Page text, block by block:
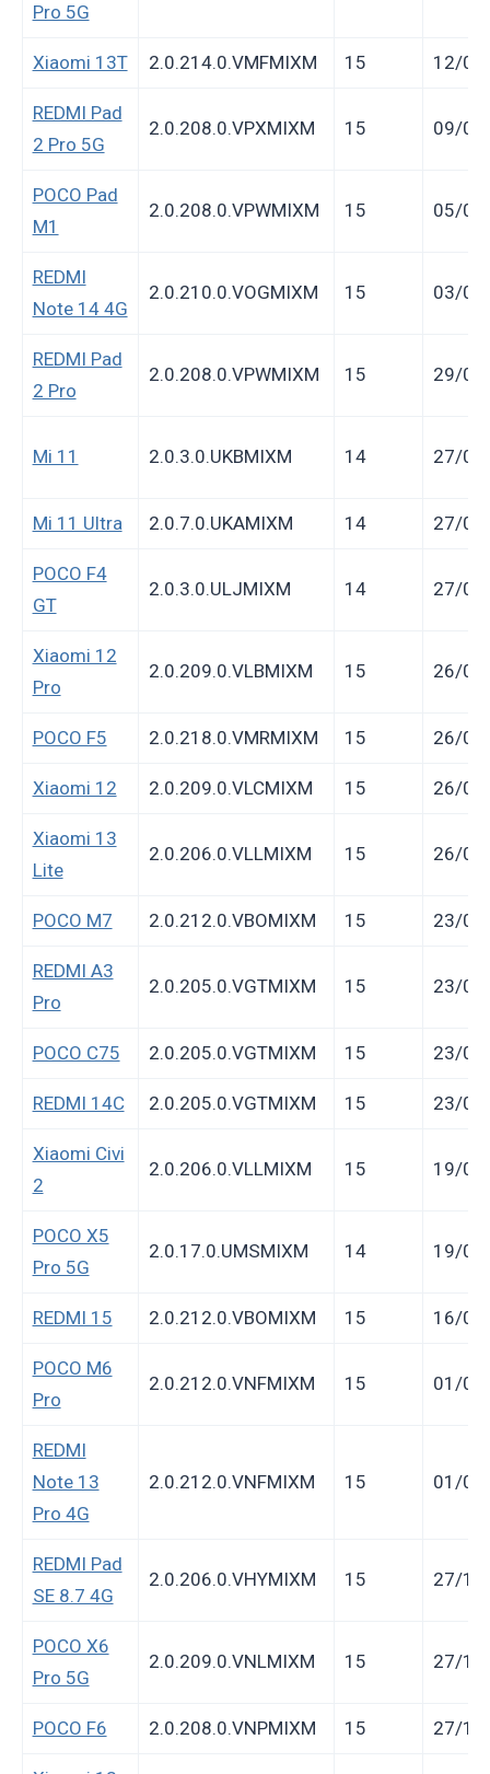
Pro 5G
Xiaomi 13T 2.0.214.0.VMFMIXM 15 12/
REDMI Pad
2 Pro 5G
2.0.208.0.VPXMIXM 15 09/
POCO Pad
M1
2.0.208.0.VPWMIXM 15 05/
REDMI
Note 14 4G
2.0.210.0.VOGMIXM 15 03/
REDMI Pad
2 Pro
2.0.208.0.VPWMIXM 15 29/
Mi 11 2.0.3.0.UKBMIXM 14 27/
Mi 11 Ultra 2.0.7.0.UKAMIXM 14 27/
POCO F4
GT
2.0.3.0.ULJMIXM 14 27/
Xiaomi 12
Pro
2.0.209.0.VLBMIXM 15 26/
POCO F5 2.0.218.0.VMRMIXM 15 26/
Xiaomi 12 2.0.209.0.VLCMIXM 15 26/
Xiaomi 13
Lite
2.0.206.0.VLLMIXM 15 26/
POCO M7 2.0.212.0.VBOMIXM 15 23/
REDMI A3
Pro
2.0.205.0.VGTMIXM 15 23/
POCO C75 2.0.205.0.VGTMIXM 15 23/
REDMI 14C 2.0.205.0.VGTMIXM 15 23/
Xiaomi Civi
2
2.0.206.0.VLLMIXM 15 19/
POCO X5
Pro 5G
2.0.17.0.UMSMIXM 14 19/
REDMI 15 2.0.212.0.VBOMIXM 15 16/
POCO M6
Pro
2.0.212.0.VNFMIXM 15 01/
REDMI
Note 13
Pro 4G
2.0.212.0.VNFMIXM 15 01/
REDMI Pad
SE 8.7 4G
2.0.206.0.VHYMIXM 15 27/
POCO X6
Pro 5G
2.0.209.0.VNLMIXM 15 27/
POCO F6 2.0.208.0.VNPMIXM 15 27/